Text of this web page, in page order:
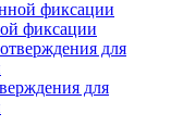
фиксации
для